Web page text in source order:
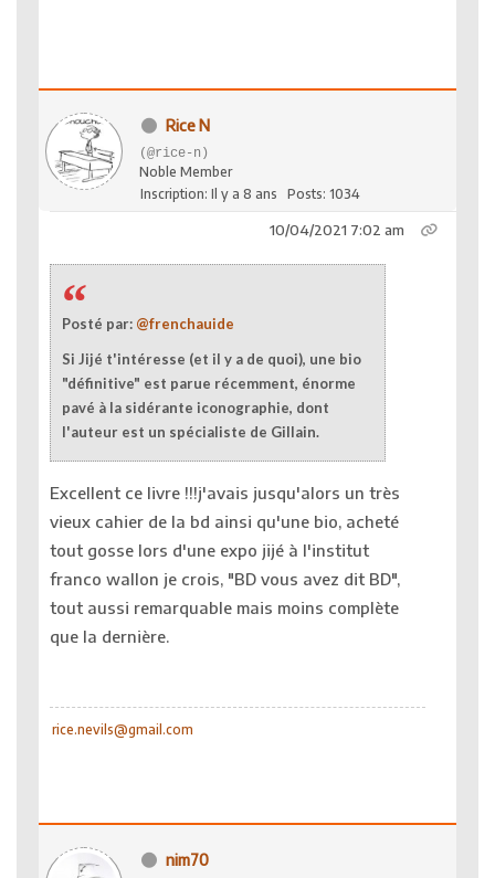
Rice N
(@rice-n)
Noble Member
Inscription: Il y a 8 ans
Posts: 1034
10/04/2021 7:02 am
Posté par: @frenchauide
Si Jijé t'intéresse (et il y a de quoi), une bio
"définitive" est parue récemment, énorme
pavé à la sidérante iconographie, dont
l'auteur est un spécialiste de Gillain.
Excellent ce livre !!!j'avais jusqu'alors un très
vieux cahier de la bd ainsi qu'une bio, acheté
tout gosse lors d'une expo jijé à l'institut
franco wallon je crois, "BD vous avez dit BD",
tout aussi remarquable mais moins complète
que la dernière.
rice.nevils@gmail.com
nim70